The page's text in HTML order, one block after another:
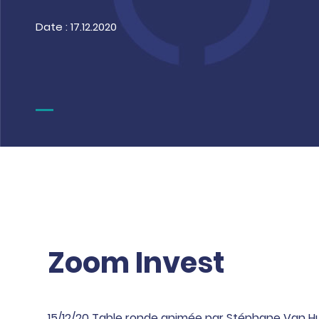
Date : 17.12.2020
Zoom Invest